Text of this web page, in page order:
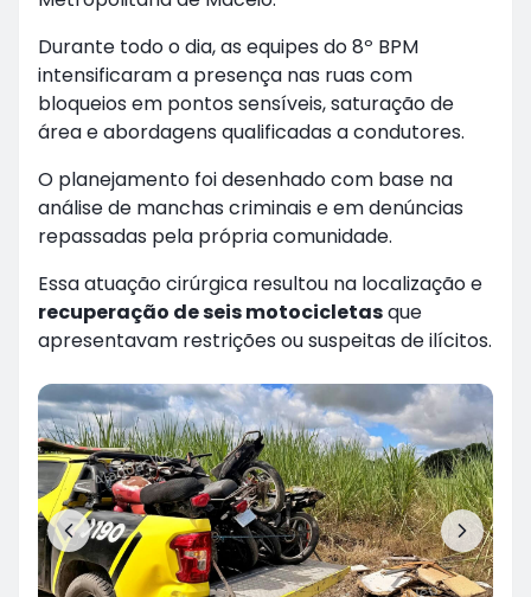
Durante todo o dia, as equipes do 8º BPM
intensificaram a presença nas ruas com
bloqueios em pontos sensíveis, saturação de
área e abordagens qualificadas a condutores.
O planejamento foi desenhado com base na
análise de manchas criminais e em denúncias
repassadas pela própria comunidade.
Essa atuação cirúrgica resultou na localização e
recuperação de seis motocicletasque
apresentavam restrições ou suspeitas de ilícitos.